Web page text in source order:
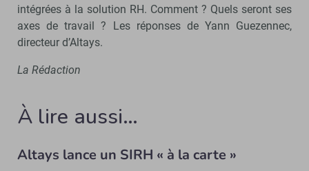
intégrées à la solution RH. Comment ? Quels seront ses
axes de travail ? Les réponses de Yann Guezennec,
directeur d’Altays.
La Rédaction
À lire aussi…
Altays lance un SIRH « à la carte »